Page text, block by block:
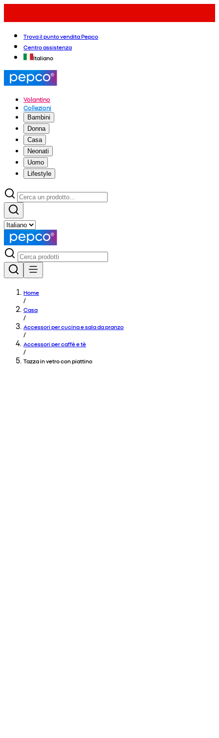
Trova il punto vendita Pepco
Centro assistenza
Italiano
Volantino
Collezioni
Bambini
Donna
Casa
Neonati
Uomo
Lifestyle
Home
/
Casa
/
Accessori per cucina e sala da pranzo
/
Accessori per caffè e tè
/
Tazza in vetro con piattino